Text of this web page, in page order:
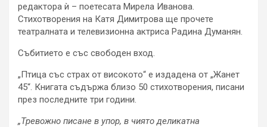
редактора ѝ – поетесата Мирела Иванова.
Стихотворения на Катя Димитрова ще прочете
театралната и телевизионна актриса Радина Думанян.
Събитието е със свободен вход.
„Птица със страх от високото“ е издадена от „Жанет
45“. Книгата съдържа близо 50 стихотворения, писани
през последните три години.
„Тревожно писане в упор, в чиято деликатна